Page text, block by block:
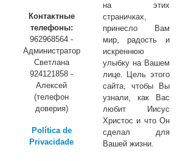
Контактные
телефоны:
962968564 -
Администратор
Светлана
924121858 -
Алексей
(телефон
доверия)
Política de
Privacidade
на этих
страничках,
принесло Вам
мир, радость и
искреннюю
улыбку на Вашем
лице. Цель этого
сайта, чтобы Вы
узнали, как Вас
любит Иисус
Христос и что Он
сделал для
Вашей жизни.